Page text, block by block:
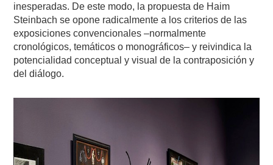
inesperadas. De este modo, la propuesta de Haim
Steinbach se opone radicalmente a los criterios de las
exposiciones convencionales –normalmente
cronológicos, temáticos o monográficos– y reivindica la
potencialidad conceptual y visual de la contraposición y
del diálogo.